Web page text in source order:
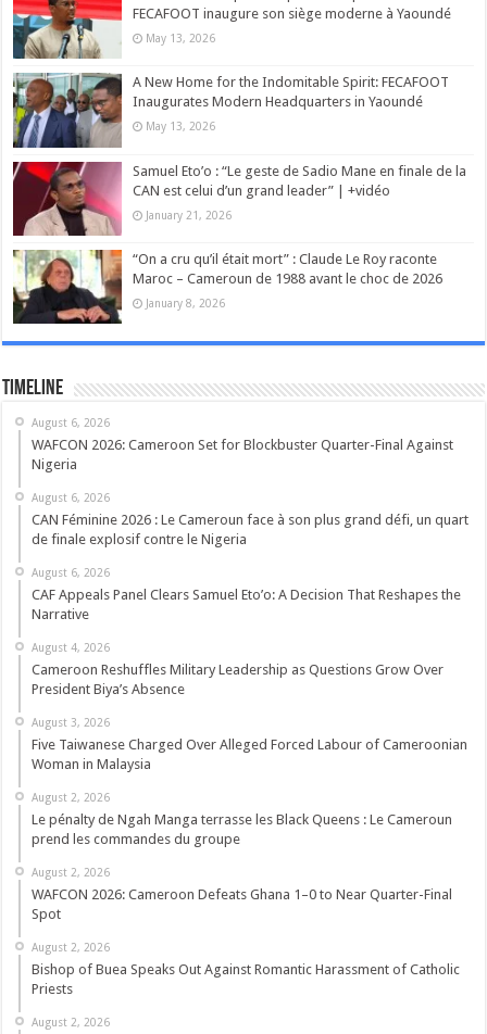
FECAFOOT inaugure son siège moderne à Yaoundé
May 13, 2026
A New Home for the Indomitable Spirit: FECAFOOT
Inaugurates Modern Headquarters in Yaoundé
May 13, 2026
Samuel Eto’o : “Le geste de Sadio Mane en finale de la
CAN est celui d’un grand leader” | +vidéo
January 21, 2026
“On a cru qu’il était mort” : Claude Le Roy raconte
Maroc – Cameroun de 1988 avant le choc de 2026
January 8, 2026
Timeline
August 6, 2026
WAFCON 2026: Cameroon Set for Blockbuster Quarter-Final Against
Nigeria
August 6, 2026
CAN Féminine 2026 : Le Cameroun face à son plus grand défi, un quart
de finale explosif contre le Nigeria
August 6, 2026
CAF Appeals Panel Clears Samuel Eto’o: A Decision That Reshapes the
Narrative
August 4, 2026
Cameroon Reshuffles Military Leadership as Questions Grow Over
President Biya’s Absence
August 3, 2026
Five Taiwanese Charged Over Alleged Forced Labour of Cameroonian
Woman in Malaysia
August 2, 2026
Le pénalty de Ngah Manga terrasse les Black Queens : Le Cameroun
prend les commandes du groupe
August 2, 2026
WAFCON 2026: Cameroon Defeats Ghana 1–0 to Near Quarter-Final
Spot
August 2, 2026
Bishop of Buea Speaks Out Against Romantic Harassment of Catholic
Priests
August 2, 2026